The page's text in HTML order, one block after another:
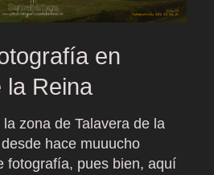
en
la Reina
zona de Talavera de la
hace muuucho
fotografía, pues bien, aquí